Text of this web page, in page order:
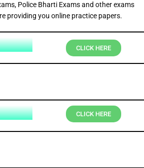
Police Bharti Exams and other exams
providing you online practice papers.
CLICK HERE
CLICK HERE